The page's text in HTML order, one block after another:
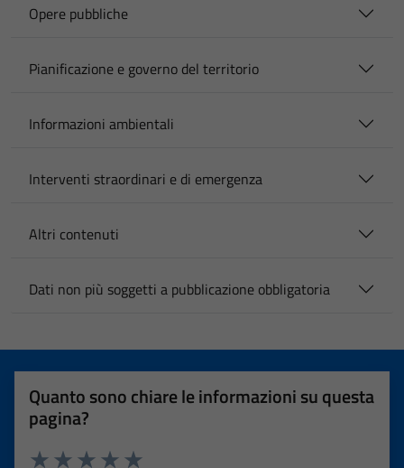
Opere pubbliche
Pianificazione e governo del territorio
Informazioni ambientali
Interventi straordinari e di emergenza
Altri contenuti
Dati non più soggetti a pubblicazione obbligatoria
Quanto sono chiare le informazioni su questa
pagina?